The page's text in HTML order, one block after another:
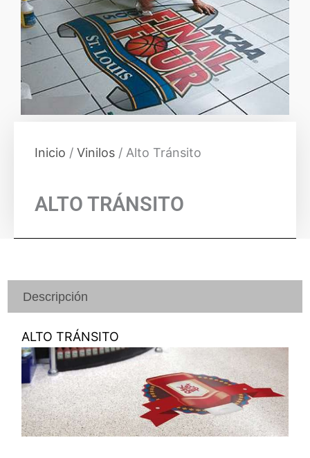
Inicio / Vinilos / Alto Tránsito
ALTO TRÁNSITO
Descripción
ALTO TRÁNSITO